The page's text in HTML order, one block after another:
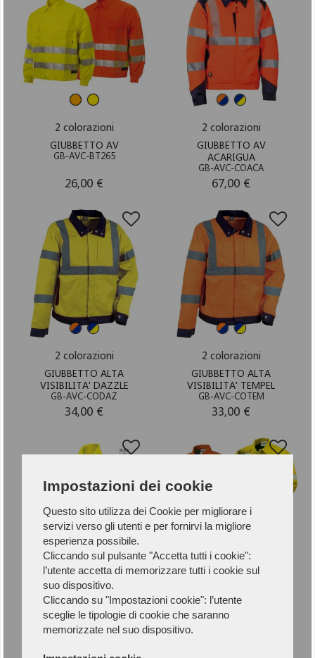
Impostazioni dei cookie
Questo sito utilizza dei Cookie per migliorare i
servizi verso gli utenti e per fornirvi la migliore
esperienza possibile.
Cliccando sul pulsante "Accetta tutti i cookie":
l’utente accetta di memorizzare tutti i cookie sul
suo dispositivo.
Cliccando su "Impostazioni cookie": l’utente
sceglie le tipologie di cookie che saranno
memorizzate nel suo dispositivo.
2 colorazioni
GIUBBETTO AV
GB-AVC-BT265
26,00 €
2 colorazioni
GIUBBETTO AV
ACARIGUA
GB-AVC-COACA
67,00 €
2 colorazioni
GIUBBETTO ALTA
VISIBILITA' DAZZLE
GB-AVC-CODAZ
34,00 €
2 colorazioni
GIUBBETTO ALTA
VISIBILITA' TEMPEL
GB-AVC-COTEM
33,00 €
2 colorazioni
GIUBBETTO AV
INVERNALE
GB-AVC-BT267
GIUBBETTO AV
GB-AVC-IS8445